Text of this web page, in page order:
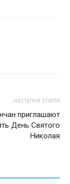
наступна стаття
приглашают
День Святого
Николая